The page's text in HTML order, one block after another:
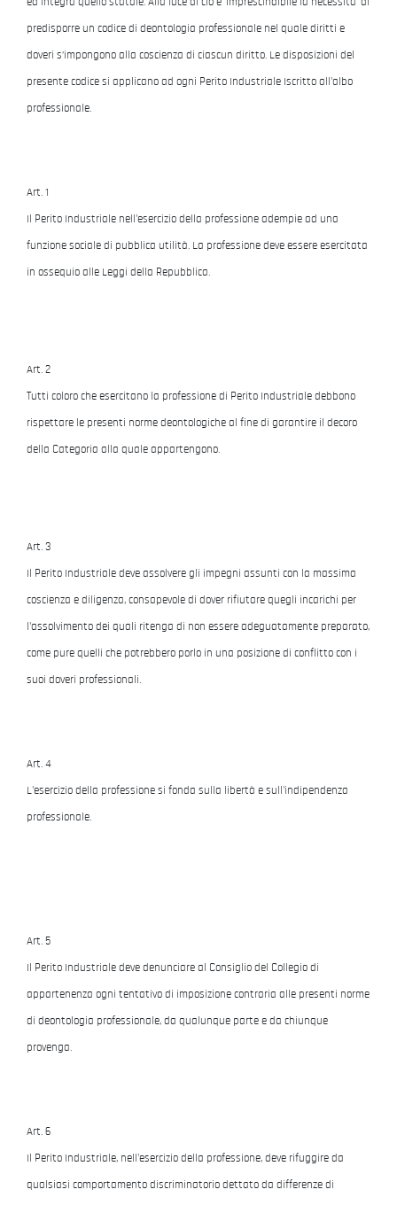
ed integra quello statale. Alla luce di ciò e' imprescindibile la necessita' di
predisporre un codice di deontologia professionale nel quale diritti e
doveri s’impongono alla coscienza di ciascun diritto. Le disposizioni del
presente codice si applicano ad ogni Perito Industriale Iscritto all'albo
professionale.
Art. 1
Il Perito Industriale nell'esercizio della professione adempie ad una
funzione sociale di pubblica utilità. La professione deve essere esercitata
in ossequio alle Leggi della Repubblica.
Art. 2
Tutti coloro che esercitano la professione di Perito Industriale debbono
rispettare le presenti norme deontologiche al fine di garantire il decoro
della Categoria alla quale appartengono.
Art. 3
Il Perito Industriale deve assolvere gli impegni assunti con la massima
coscienza e diligenza, consapevole di dover rifiutare quegli incarichi per
l'assolvimento dei quali ritenga di non essere adeguatamente preparato,
come pure quelli che potrebbero porlo in una posizione di conflitto con i
suoi doveri professionali.
Art. 4
L'esercizio della professione si fonda sulla libertà e sull'indipendenza
professionale.
Art. 5
Il Perito Industriale deve denunciare al Consiglio del Collegio di
appartenenza ogni tentativo di imposizione contraria alle presenti norme
di deontologia professionale, da qualunque parte e da chiunque
provenga.
Art. 6
Il Perito Industriale, nell'esercizio della professione, deve rifuggire da
qualsiasi comportamento discriminatorio dettato da differenze di